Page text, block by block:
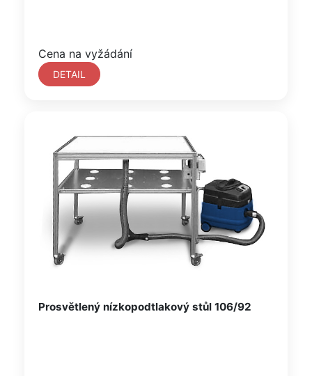
Cena na vyžádání
DETAIL
Prosvětlený nízkopodtlakový stůl 106/92